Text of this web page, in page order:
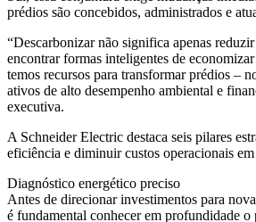
prédios são concebidos, administrados e
“Descarbonizar não significa apenas
encontrar formas inteligentes de
temos recursos para transformar prédios –
ativos de alto desempenho ambiental e
executiva.
A Schneider Electric destaca seis pilares
eficiência e diminuir custos operacionais
Diagnóstico energético preciso
Antes de direcionar investimentos para
é fundamental conhecer em profundidade o